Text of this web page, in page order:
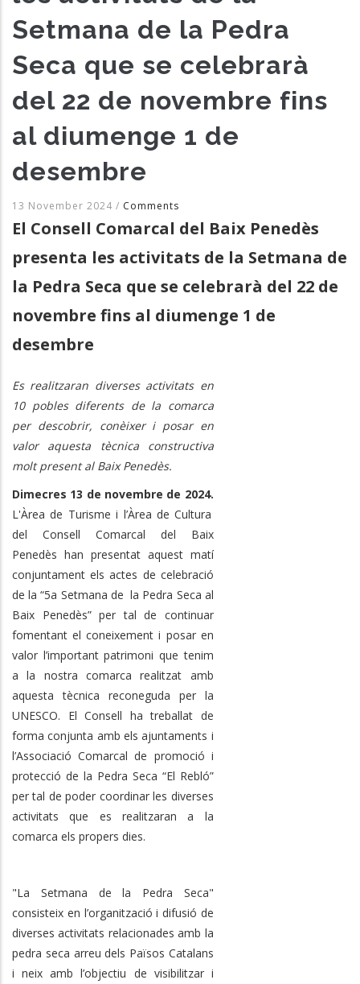
Setmana de la Pedra
Seca que se celebrarà
del 22 de novembre fins
al diumenge 1 de
desembre
13 November 2024 / Comments
El Consell Comarcal del Baix Penedès
presenta les activitats de la Setmana de
la Pedra Seca que se celebrarà del 22 de
novembre fins al diumenge 1 de
desembre
Es realitzaran diverses activitats en
10 pobles diferents de la comarca
per descobrir, conèixer i posar en
valor aquesta tècnica constructiva
molt present al Baix Penedès.
Dimecres 13 de novembre de 2024.
L'Àrea de Turisme i l’Àrea de Cultura
del Consell Comarcal del Baix
Penedès han presentat aquest matí
conjuntament els actes de celebració
de la “5a Setmana de la Pedra Seca al
Baix Penedès” per tal de continuar
fomentant el coneixement i posar en
valor l’important patrimoni que tenim
a la nostra comarca realitzat amb
aquesta tècnica reconeguda per la
UNESCO. El Consell ha treballat de
forma conjunta amb els ajuntaments i
l’Associació Comarcal de promoció i
protecció de la Pedra Seca “El Rebló”
per tal de poder coordinar les diverses
activitats que es realitzaran a la
comarca els propers dies.
"La Setmana de la Pedra Seca"
consisteix en l’organització i difusió de
diverses activitats relacionades amb la
pedra seca arreu dels Països Catalans
i neix amb l’objectiu de visibilitzar i